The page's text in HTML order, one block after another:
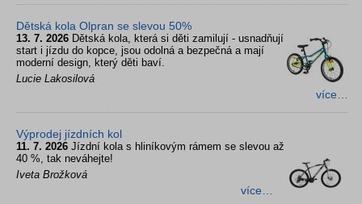
Dětská kola Olpran se slevou 50%
13. 7. 2026 Dětská kola, která si děti zamilují - usnadňují
start i jízdu do kopce, jsou odolná a bezpečná a mají
moderní design, který děti baví.
Lucie Lakosilová
více…
Výprodej jízdních kol
11. 7. 2026 Jízdní kola s hliníkovým rámem se slevou až
40 %, tak neváhejte!
Iveta Brožková
více…